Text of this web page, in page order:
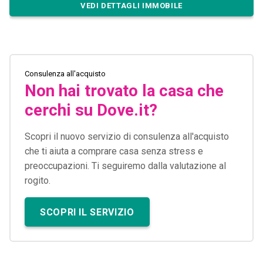
VEDI DETTAGLI IMMOBILE
Consulenza all'acquisto
Non hai trovato la casa che
cerchi su Dove.it?
Scopri il nuovo servizio di consulenza all'acquisto
che ti aiuta a comprare casa senza stress e
preoccupazioni. Ti seguiremo dalla valutazione al
rogito.
SCOPRI IL SERVIZIO